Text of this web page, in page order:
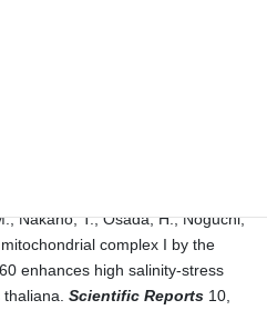
Nakano, T., Osada, H., Noguchi,
complex I by the
enhances high salinity-stress
Scientific Reports 10,